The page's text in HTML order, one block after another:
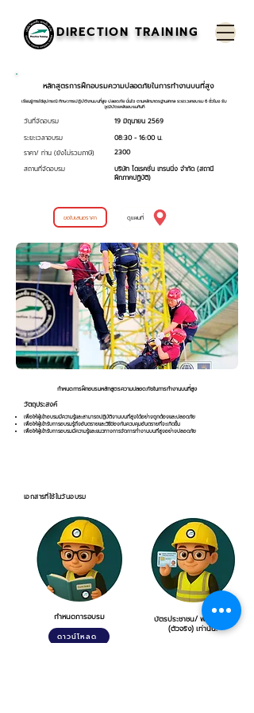
DIRECTION TRAINING
หลักสูตรการฝึกอบรมความปลอดภัยในการทำงานบนที่สูง
เรียนรู้การใช้อุปกรณ์ ทักษะการปฏิบัติงานบนที่สูง ปลอดภัย มั่นใจ ตามหลักมาตรฐานสากล ระยะเวลาอบรม 6 ชั่วโมง รับ
วุฒิบัตรหลังอบรมทันที
วันที่จัดอบรม
ระยะเวลาอบรม
ราคา/ ท่าน (ยังไม่รวมภาษี)
สถานที่จัดอบรม
19 มิถุนายน 2569
08:30 - 16:00 น.
2300
บริษัท ไดเรคชั่น เทรนนิ่ง จำกัด (สถานี
ฝึกภาคปฏิบัติ)
ขอใบเสนอราคา ดูแผนที่
กำหนดการฝึกอบรมหลักสูตรความปลอดภัยในการทำงานบนที่สูง
วัตถุประสงค์
เพื่อให้ผู้เข้าอบรมมีความรู้และสามารถปฏิบัติงานบนที่สูงได้อย่างถูกต้องและปลอดภัย
เพื่อให้ผู้เข้ารับการอบรมรู้ถึงอันตรายและวิธีป้องกันควบคุมอันตรายที่จะเกิดขึ้น
เพื่อให้ผู้เข้ารับการอบรมมีความรู้และแนวทางการจัดการทำงานบนที่สูงอย่างปลอดภัย
เอกสารที่ใช้ในวันอบรม
กำหนดการอบรม
ดาวน์โหลด
บัตรประชาชน/ พาสปอร์ต
(ตัวจริง) เท่านั้น!